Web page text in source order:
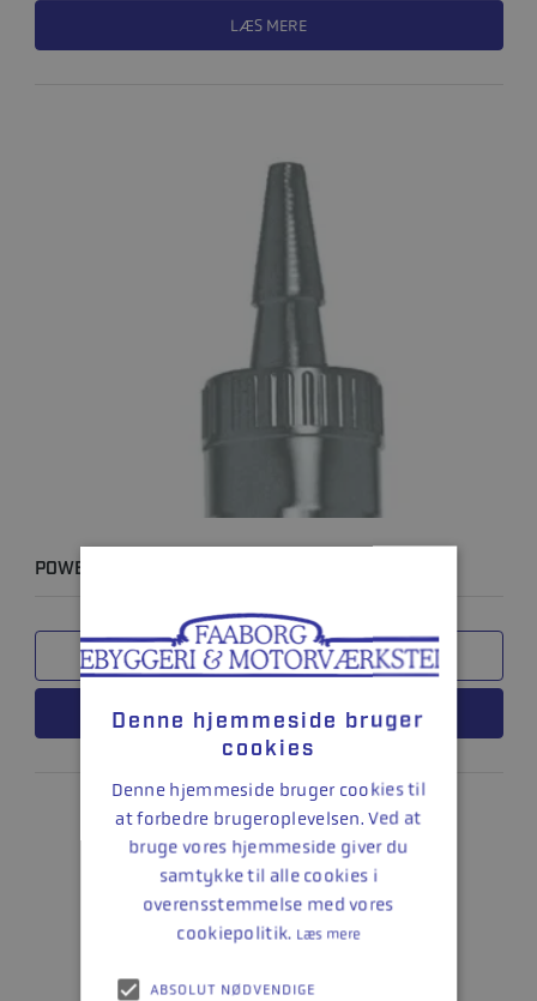
LÆS MERE
POWER TRIM & STYRINGTØJS OLIE - 240 ML
SAMMENLIGN
LÆS MERE
Denne hjemmeside bruger
cookies
Denne hjemmeside bruger cookies til
at forbedre brugeroplevelsen. Ved at
bruge vores hjemmeside giver du
samtykke til alle cookies i
overensstemmelse med vores
cookiepolitik. Læs mere
ABSOLUT NØDVENDIGE